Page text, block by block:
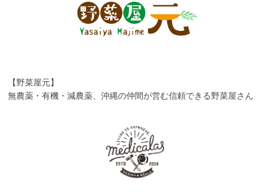
【野菜屋元】
無農薬・有機・減農薬、沖縄の仲間が営む信頼できる野菜屋さん